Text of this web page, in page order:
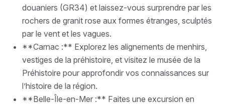
douaniers (GR34) et laissez-vous surprendre par les
rochers de granit rose aux formes étranges, sculptés
par le vent et les vagues.
**Carnac :** Explorez les alignements de menhirs,
vestiges de la préhistoire, et visitez le musée de la
Préhistoire pour approfondir vos connaissances sur
l’histoire de la région.
**Belle-Île-en-Mer :** Faites une excursion en